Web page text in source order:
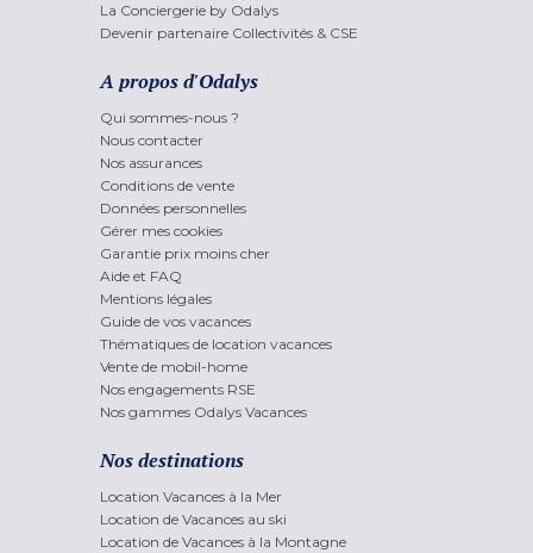
La Conciergerie by Odalys
Devenir partenaire Collectivités & CSE
A propos d'Odalys
Qui sommes-nous ?
Nous contacter
Nos assurances
Conditions de vente
Données personnelles
Gérer mes cookies
Garantie prix moins cher
Aide et FAQ
Mentions légales
Guide de vos vacances
Thématiques de location vacances
Vente de mobil-home
Nos engagements RSE
Nos gammes Odalys Vacances
Nos destinations
Location Vacances à la Mer
Location de Vacances au ski
Location de Vacances à la Montagne